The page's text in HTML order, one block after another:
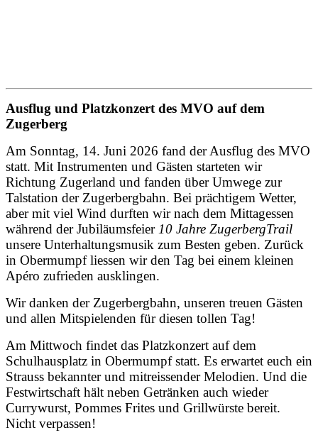
Ausflug und Platzkonzert des MVO auf dem
Zugerberg
Am Sonntag, 14. Juni 2026 fand der Ausflug des MVO
statt. Mit Instrumenten und Gästen starteten wir
Richtung Zugerland und fanden über Umwege zur
Talstation der Zugerbergbahn. Bei prächtigem Wetter,
aber mit viel Wind durften wir nach dem Mittagessen
während der Jubiläumsfeier10 Jahre ZugerbergTrail
unsere Unterhaltungsmusik zum Besten geben. Zurück
in Obermumpf liessen wir den Tag bei einem kleinen
Apéro zufrieden ausklingen.
Wir danken der Zugerbergbahn, unseren treuen Gästen
und allen Mitspielenden für diesen tollen Tag!
Am Mittwoch findet das Platzkonzert auf dem
Schulhausplatz in Obermumpf statt. Es erwartet euch ein
Strauss bekannter und mitreissender Melodien. Und die
Festwirtschaft hält neben Getränken auch wieder
Currywurst, Pommes Frites und Grillwürste bereit.
Nicht verpassen!